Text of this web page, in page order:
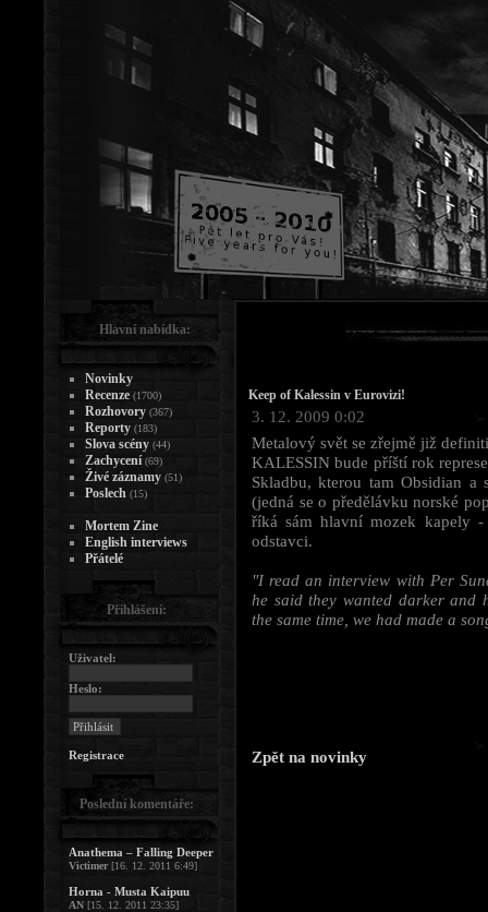
Keep of Kalessin v Eurovizi!
3. 12. 2009 0:02
Metalový svět se zřejmě již
KALESSIN bude příští rok
Skladbu, kterou tam Obsidian
(jedná se o předělávku norské
říká sám hlavní mozek kapely
odstavci.
"I read an interview with Per
he said they wanted darker and
the same time, we had made a
Zpět na novinky
Hlavní nabídka:
Novinky
Recenze (1700)
Rozhovory (367)
Reporty (183)
Slova scény (44)
Zachycení (69)
Živé záznamy (51)
Poslech (15)
Mortem Zine
English interviews
Přátelé
Přihlášení:
Uživatel:
Heslo:
Registrace
Poslední komentáře:
Anathema – Falling Deeper
Victimer[16. 12. 2011 6:49]
Horna - Musta Kaipuu
AN [15. 12. 2011 23:35]